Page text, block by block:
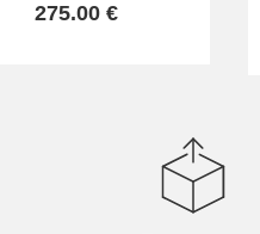
275.00 €